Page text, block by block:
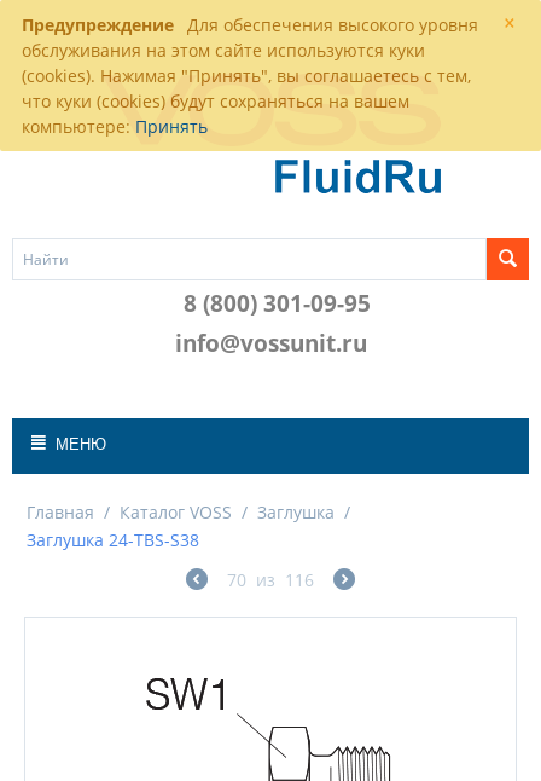
×
Предупреждение Для обеспечения высокого уровня
обслуживания на этом сайте используются куки
(cookies). Нажимая "Принять", вы соглашаетесь с тем,
что куки (cookies) будут сохраняться на вашем
компьютере: Принять
8 (800) 301-09-95
info@vossunit.ru
МЕНЮ
Главная / Каталог VOSS / Заглушка /
Заглушка 24-TBS-S38
70 из 116